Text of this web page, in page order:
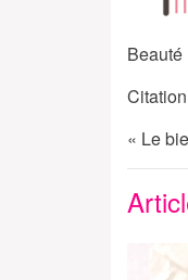
« Le